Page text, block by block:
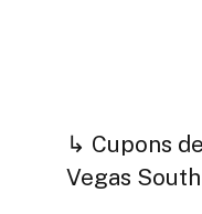
↳ Cupons
Vegas